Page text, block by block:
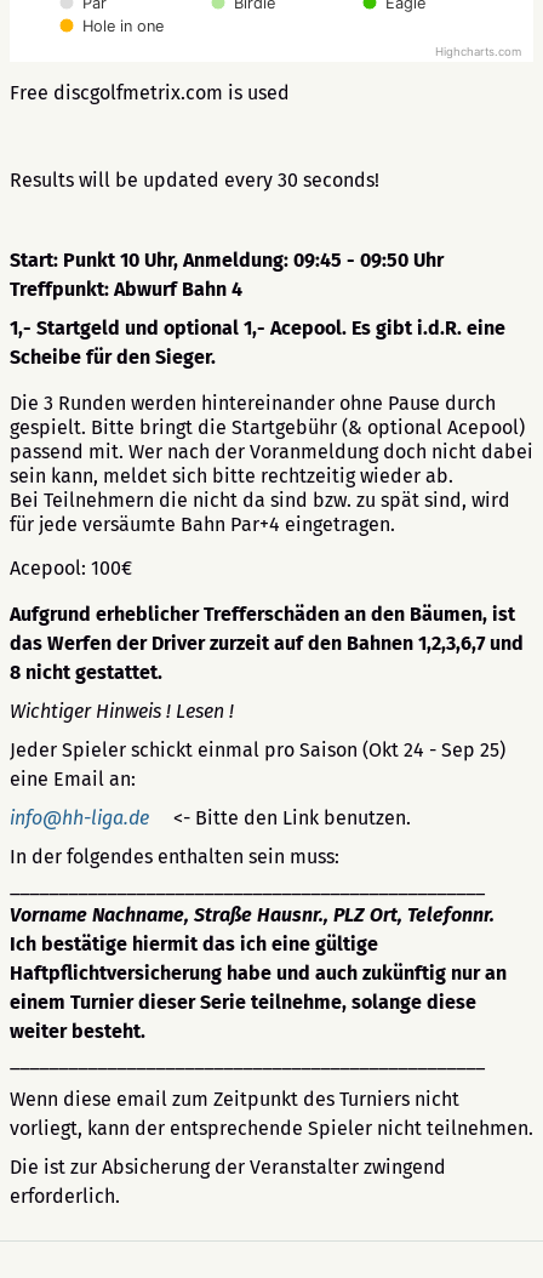
Hole in one
Highcharts.com
Free discgolfmetrix.com is used
Results will be updated every 30 seconds!
Start: Punkt 10 Uhr, Anmeldung: 09:45 - 09:50 Uhr
Treffpunkt: Abwurf Bahn 4
1,- Startgeld und optional 1,- Acepool. Es gibt i.d.R. eine
Scheibe für den Sieger.
Die 3 Runden werden hintereinander ohne Pause durch
gespielt. Bitte bringt die Startgebühr (& optional Acepool)
passend mit. Wer nach der Voranmeldung doch nicht dabei
sein kann, meldet sich bitte rechtzeitig wieder ab.
Bei Teilnehmern die nicht da sind bzw. zu spät sind, wird
für jede versäumte Bahn Par+4 eingetragen.
Acepool: 100€
Aufgrund erheblicher Trefferschäden an den Bäumen, ist
das Werfen der Driver zurzeit auf den Bahnen 1,2,3,6,7 und
8 nicht gestattet.
Wichtiger Hinweis ! Lesen !
Jeder Spieler schickt einmal pro Saison (Okt 24 - Sep 25)
eine Email an:
info@hh-liga.de <- Bitte den Link benutzen.
In der folgendes enthalten sein muss:
Vorname Nachname, Straße Hausnr., PLZ Ort, Telefonnr.
Ich bestätige hiermit das ich eine gültige
Haftpflichtversicherung habe und auch zukünftig nur an
einem Turnier dieser Serie teilnehme, solange diese
weiter besteht.
Wenn diese email zum Zeitpunkt des Turniers nicht
vorliegt, kann der entsprechende Spieler nicht teilnehmen.
Die ist zur Absicherung der Veranstalter zwingend
erforderlich.